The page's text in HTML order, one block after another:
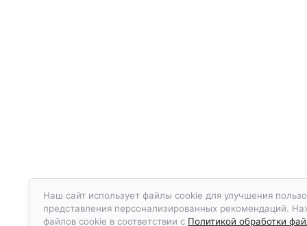
Наш сайт использует файлы cookie для улучшения
представления персонализированных рекомендаций.
файлов cookie в соответствии с Политикой обработки